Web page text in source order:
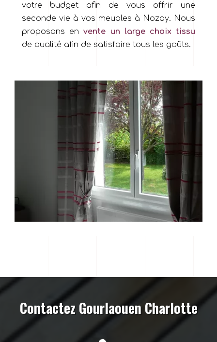
votre budget afin de vous offrir une
seconde vie à vos meubles à Nozay. Nous
proposons envente un large choix tissu
de qualité afin de satisfaire tous les goûts.
Contactez Gourlaouen Charlotte